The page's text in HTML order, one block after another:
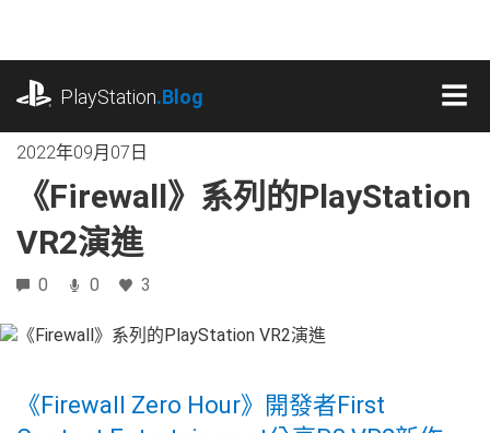
內
PlayStation.Blog
2022年09月07日
《Firewall》系列的PlayStation
VR2演進
0 0 3
《Firewall Zero Hour》開發者First